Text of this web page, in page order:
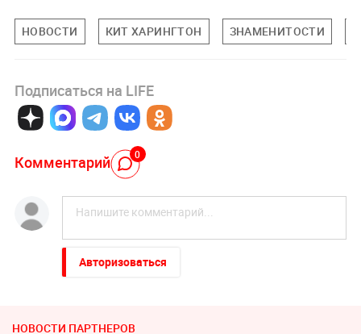
НОВОСТИ КИТ ХАРИНГТОН ЗНАМЕНИТОСТИ
Подписаться на LIFE
Комментарий 0
Авторизоваться
НОВОСТИ ПАРТНЕРОВ